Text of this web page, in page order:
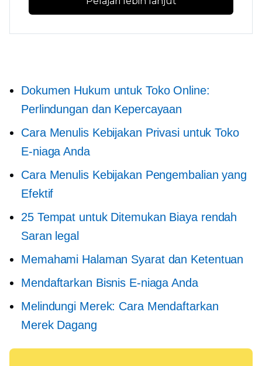
Dokumen Hukum untuk Toko Online:
Perlindungan dan Kepercayaan
Cara Menulis Kebijakan Privasi untuk Toko
E-niaga Anda
Cara Menulis Kebijakan Pengembalian yang
Efektif
25 Tempat untuk Ditemukan Biaya rendah
Saran legal
Memahami Halaman Syarat dan Ketentuan
Mendaftarkan Bisnis E-niaga Anda
Melindungi Merek: Cara Mendaftarkan
Merek Dagang